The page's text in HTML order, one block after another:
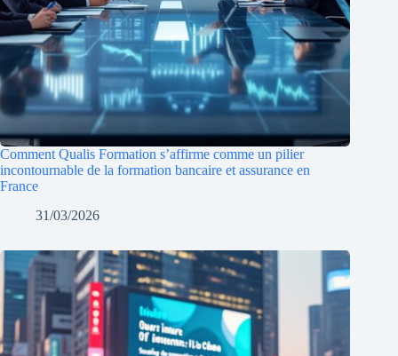
Comment Qualis Formation s’affirme comme un pilier
incontournable de la formation bancaire et assurance en
France
31/03/2026